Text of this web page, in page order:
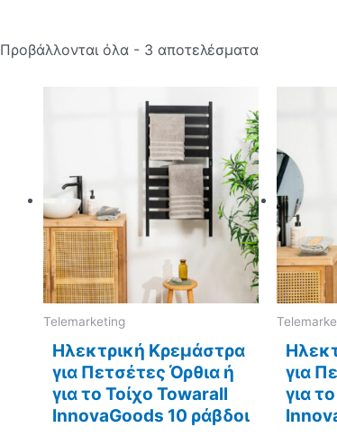
Προβάλλονται όλα - 3 αποτελέσματα
Telemarketing
Ηλεκτρική Κρεμάστρα
για Πετσέτες Όρθια ή
για το Τοίχο Towarall
InnovaGoods 10 ράβδοι
για
για